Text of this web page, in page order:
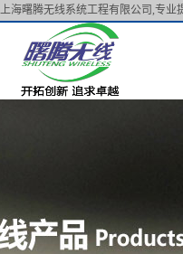
上海曙腾无线系统工程有限公司,专业